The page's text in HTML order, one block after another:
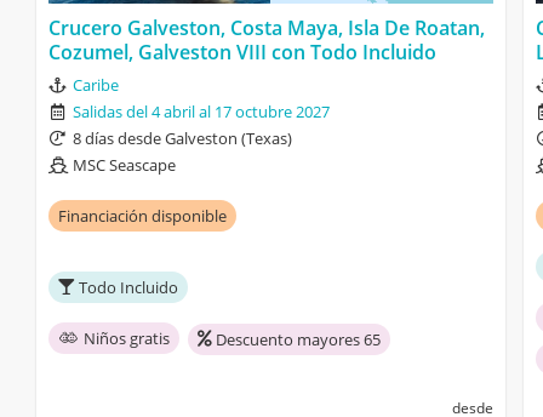
Crucero Galveston, Costa Maya, Isla De Roatan,
Cozumel, Galveston VIII con Todo Incluido
Caribe
Salidas del 4 abril al 17 octubre 2027
8 días desde Galveston (Texas)
MSC Seascape
Financiación disponible
Todo Incluido
Niños gratis Descuento mayores 65
desde